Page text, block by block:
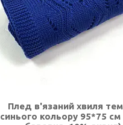
Плед в'язаний хвиля
синього кольору 95*75 см